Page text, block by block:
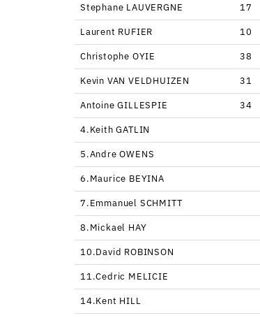
Stephane LAUVERGNE 17
Laurent RUFIER 10
Christophe OYIE 38
Kevin VAN VELDHUIZEN 31
Antoine GILLESPIE 34
4.Keith GATLIN
5.Andre OWENS
6.Maurice BEYINA
7.Emmanuel SCHMITT
8.Mickael HAY
10.David ROBINSON
11.Cedric MELICIE
14.Kent HILL